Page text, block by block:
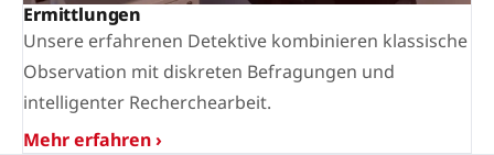
Ermittlungen
Unsere erfahrenen Detektive kombinieren klassische
Observation mit diskreten Befragungen und
intelligenter Recherchearbeit.
Mehr erfahren ›